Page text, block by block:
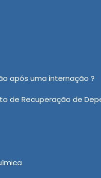
após uma internação ?
de Recuperação de
de Clinica para
em conjunto